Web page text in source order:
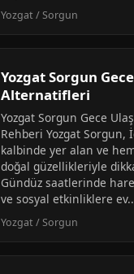
Yozgat / Sorgun
Yozgat Sorgun
Alternatifleri
Yozgat Sorgun Gece
Rehberi Yozgat Sorgun,
kalbinde yer alan ve
doğal güzellikleriyle
Gündüz saatlerinde
ve sosyal etkinliklere
Yozgat / Sorgun